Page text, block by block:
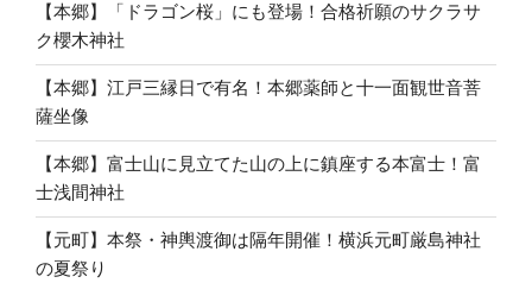
【本郷】「ドラゴン桜」にも登場！合格祈願のサクラサ
ク櫻木神社
【本郷】江戸三縁日で有名！本郷薬師と十一面観世音菩
薩坐像
【本郷】富士山に見立てた山の上に鎮座する本富士！富
士浅間神社
【元町】本祭・神輿渡御は隔年開催！横浜元町厳島神社
の夏祭り